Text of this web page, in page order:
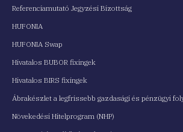
Referenciamutató Jegyzési Bizottság
HUFONIA
HUFONIA Swap
Hivatalos BUBOR fixingek
Hivatalos BIRS fixingek
Ábrakészlet a legfrissebb gazdasági és pénzügyi
Növekedési Hitelprogram (NHP)